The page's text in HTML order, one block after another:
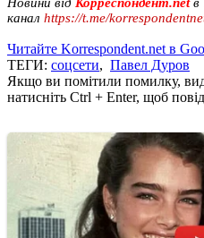
канал https://t.me/
Читайте Korrespondent.net в
ТЕГИ: соцсети, Павел Дуров
Якщо ви помітили помилку,
натисніть Ctrl + Enter, щоб